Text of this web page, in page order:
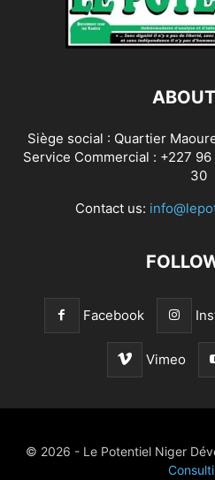
Siège social : Quartier
Service Commercial : +227
30
Contact us:
Facebook
Vimeo
© 2026 - Le Potentiel Niger